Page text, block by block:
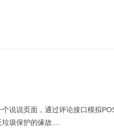
说说页面，通过评论接口模拟
圾保护的缘故....